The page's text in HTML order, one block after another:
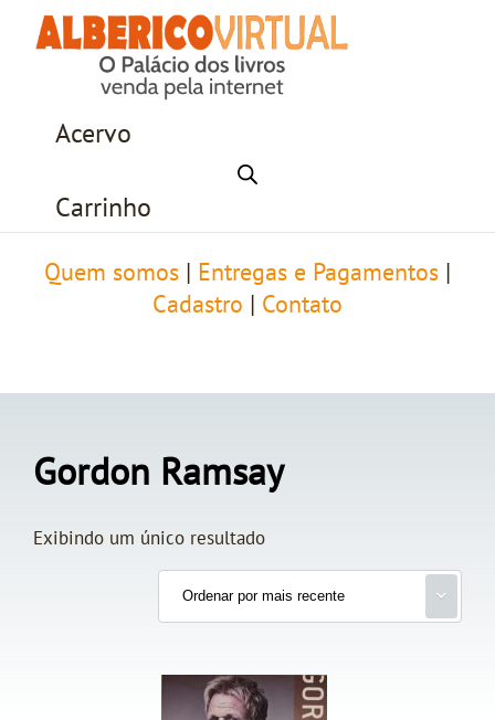
Acervo
Carrinho
Quem somos Entregas e Pagamentos
Cadastro
Contato
Gordon Ramsay
Exibindo um único resultado